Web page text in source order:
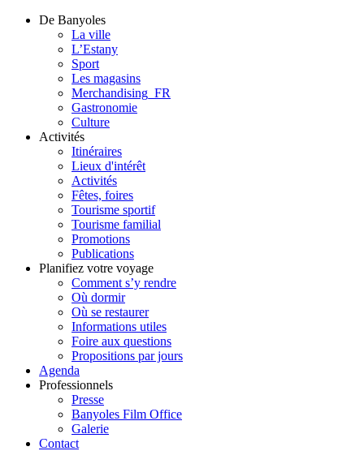
De Banyoles
La ville
L’Estany
Sport
Les magasins
Merchandising_FR
Gastronomie
Culture
Activités
Itinéraires
Lieux d'intérêt
Activités
Fêtes, foires
Tourisme sportif
Tourisme familial
Promotions
Publications
Planifiez votre voyage
Comment s’y rendre
Où dormir
Où se restaurer
Informations utiles
Foire aux questions
Propositions par jours
Agenda
Professionnels
Presse
Banyoles Film Office
Galerie
Contact